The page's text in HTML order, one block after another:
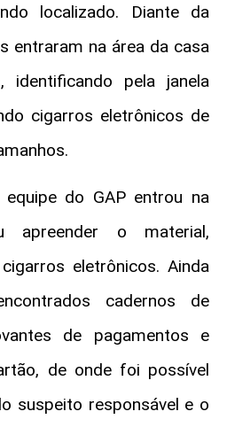
localizado. Diante da
entraram na área da casa
identificando pela janela
cigarros eletrônicos de
do GAP entrou na
apreender o material,
eletrônicos. Ainda
cadernos de
de pagamentos e
de onde foi possível
suspeito responsável e o